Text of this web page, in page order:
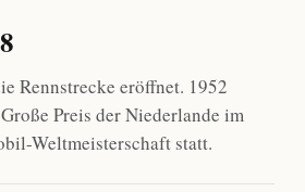
Rennstrecke eröffnet. 1952
Preis der Niederlande im
Weltmeisterschaft statt.